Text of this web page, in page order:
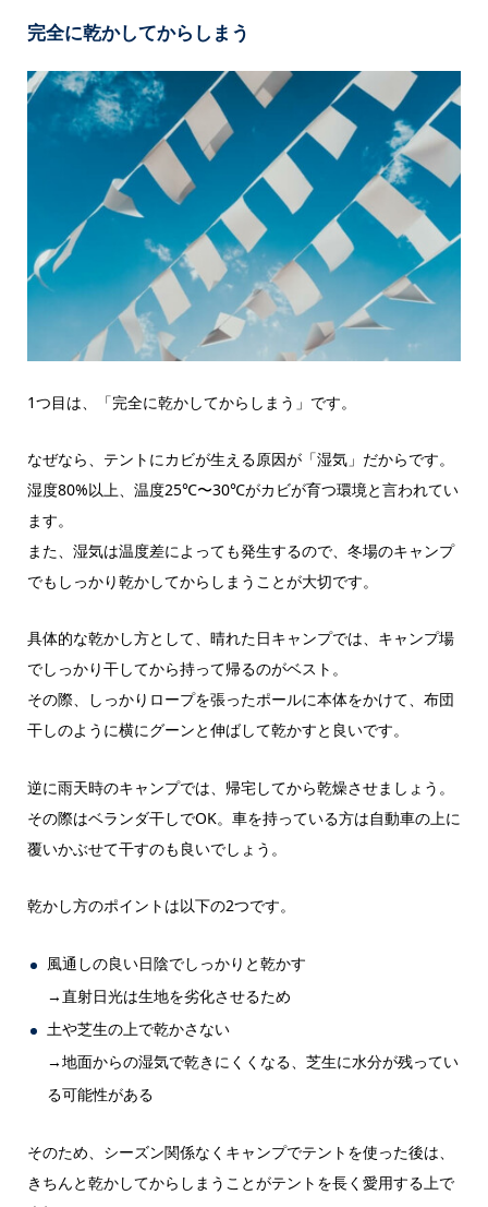
完全に乾かしてからしまう
1つ目は、「完全に乾かしてからしまう」です。
なぜなら、テントにカビが生える原因が「湿気」だからです。
湿度80%以上、温度25℃〜30℃がカビが育つ環境と言われてい
ます。
また、湿気は温度差によっても発生するので、冬場のキャンプ
でもしっかり乾かしてからしまうことが大切です。
具体的な乾かし方として、晴れた日キャンプでは、キャンプ場
でしっかり干してから持って帰るのがベスト。
その際、しっかりロープを張ったポールに本体をかけて、布団
干しのように横にグーンと伸ばして乾かすと良いです。
逆に雨天時のキャンプでは、帰宅してから乾燥させましょう。
その際はベランダ干しでOK。車を持っている方は自動車の上に
覆いかぶせて干すのも良いでしょう。
乾かし方のポイントは以下の2つです。
風通しの良い日陰でしっかりと乾かす
→直射日光は生地を劣化させるため
土や芝生の上で乾かさない
→地面からの湿気で乾きにくくなる、芝生に水分が残ってい
る可能性がある
そのため、シーズン関係なくキャンプでテントを使った後は、
きちんと乾かしてからしまうことがテントを長く愛用する上で